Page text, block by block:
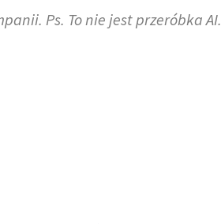
Ps. To nie jest przeróbka AI.